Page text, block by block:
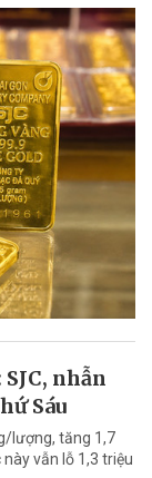
nhẫn
Sáu
lượng, tăng 1,7
vẫn lỗ 1,3 triệu